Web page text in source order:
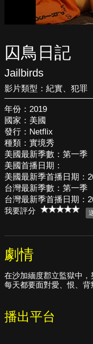
囚鳥日記
Jailbirds
影片類型： 紀實、 犯罪
年份：2019
國家：美國
發行：Netflix
種類：實境秀
美國最新季數：第一季
美國首播日期：
美國最新季首播日期：
台灣最新季數：第一季
台灣最新季首播日期：
我要評分
劇情
在沙加緬度郡立監獄中
每天都要面對愛、恨、背
播出平台